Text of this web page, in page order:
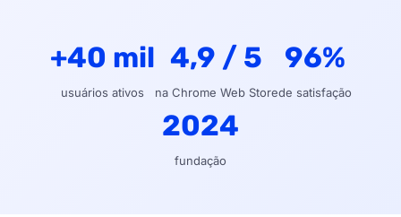
+40 mil
usuários ativos
4,9 / 5
na Chrome Web Store
96%
de satisfação
2024
fundação